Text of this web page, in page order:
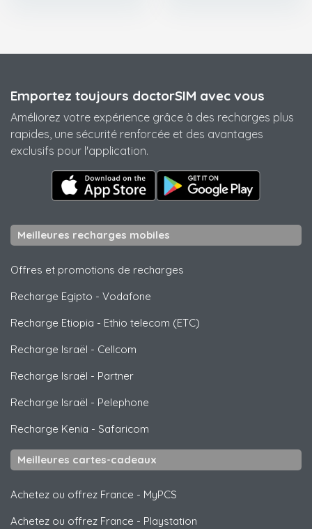
Emportez toujours doctorSIM avec vous
Améliorez votre expérience grâce à des recharges plus
rapides, une sécurité renforcée et des avantages
exclusifs pour l'application.
Meilleures recharges mobiles
Offres et promotions de recharges
Recharge Egipto - Vodafone
Recharge Etiopia - Ethio telecom (ETC)
Recharge Israël - Cellcom
Recharge Israël - Partner
Recharge Israël - Pelephone
Recharge Kenia - Safaricom
Meilleures cartes-cadeaux
Achetez ou offrez France - MyPCS
Achetez ou offrez France - Playstation